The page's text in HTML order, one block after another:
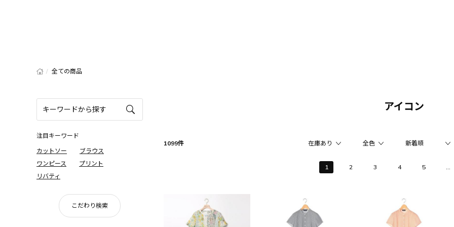
/ 全ての商品
注目キーワード
カットソー
ブラウス
ワンピース
プリント
リバティ
こだわり検索
アイコン
1099件
1 2 3 4 5 ...